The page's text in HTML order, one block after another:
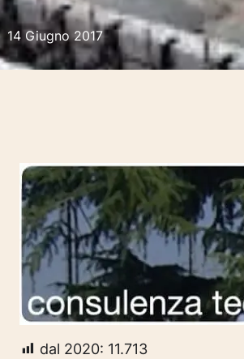
14 Giugno 2017
dal 2020: 11.713